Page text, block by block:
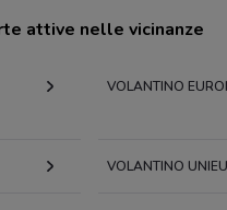
attive nelle vicinanze
VOLANTINO
VOLANTINO